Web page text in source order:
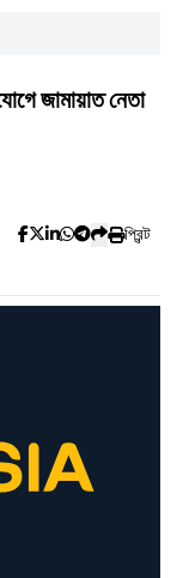
জামায়াত নেতা
প্রিন্ট